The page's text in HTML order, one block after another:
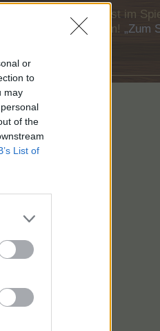
or
to
may
of the
List of
Dich bitte zunächst im
in unserem Forum! „Zum